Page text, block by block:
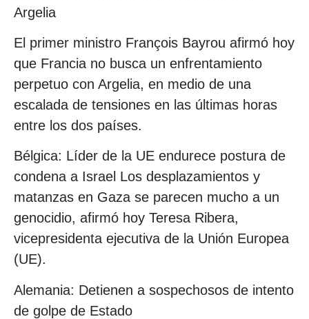
Argelia
El primer ministro François Bayrou afirmó hoy
que Francia no busca un enfrentamiento
perpetuo con Argelia, en medio de una
escalada de tensiones en las últimas horas
entre los dos países.
Bélgica: Líder de la UE endurece postura de
condena a Israel Los desplazamientos y
matanzas en Gaza se parecen mucho a un
genocidio, afirmó hoy Teresa Ribera,
vicepresidenta ejecutiva de la Unión Europea
(UE).
Alemania: Detienen a sospechosos de intento
de golpe de Estado